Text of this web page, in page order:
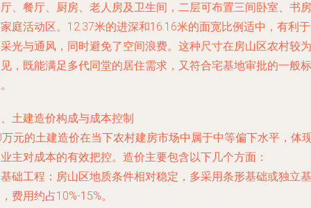
、餐厅、厨房、老人房及卫生间，二层可布置三间卧室、书房
庭活动区。12.37米的进深和16.16米的面宽比例适中，有利
光与通风，同时避免了空间浪费。这种尺寸在房山区农村较为
，既能满足多代同堂的居住需求，又符合宅基地审批的一般标
土建造价构成与成本控制
元的土建造价在当下农村建房市场中属于中等偏下水平，体
主对成本的有效把控。造价主要包含以下几个方面：
础工程：房山区地质条件相对稳定，多采用条形基础或独立基
费用约占10%-15%。